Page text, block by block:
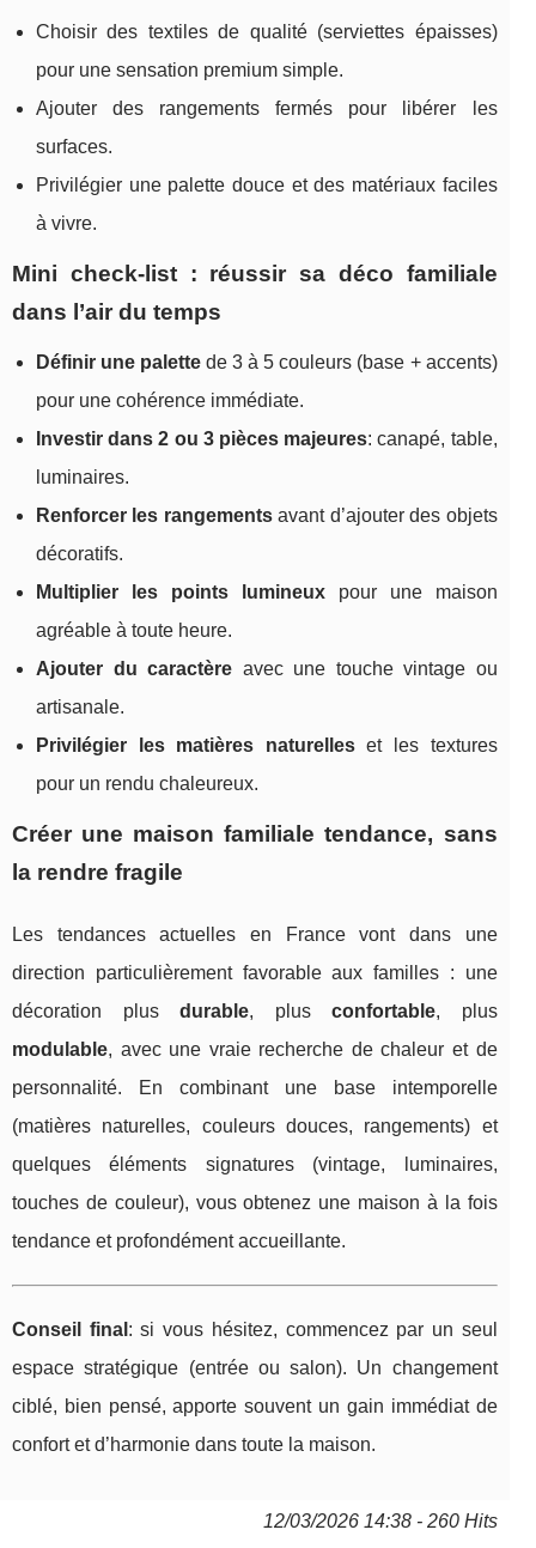
Choisir des textiles de qualité (serviettes épaisses)
pour une sensation premium simple.
Ajouter des rangements fermés pour libérer les
surfaces.
Privilégier une palette douce et des matériaux faciles
à vivre.
Mini check-list : réussir sa déco familiale
dans l’air du temps
Définir une palette de 3 à 5 couleurs (base + accents)
pour une cohérence immédiate.
Investir dans 2 ou 3 pièces majeures: canapé, table,
luminaires.
Renforcer les rangementsavant d’ajouter des objets
décoratifs.
Multiplier les points lumineuxpour une maison
agréable à toute heure.
Ajouter du caractère avec une touche vintage ou
artisanale.
Privilégier les matières naturelleset les textures
pour un rendu chaleureux.
Créer une maison familiale tendance, sans
la rendre fragile
Les tendances actuelles en France vont dans une
direction particulièrement favorable aux familles : une
décoration plusdurable, plusconfortable, plus
modulable, avec une vraie recherche de chaleur et de
personnalité. En combinant une base intemporelle
(matières naturelles, couleurs douces, rangements) et
quelques éléments signatures (vintage, luminaires,
touches de couleur), vous obtenez une maison à la fois
tendance et profondément accueillante.
Conseil final : si vous hésitez, commencez par un seul
espace stratégique (entrée ou salon). Un changement
ciblé, bien pensé, apporte souvent un gain immédiat de
confort et d’harmonie dans toute la maison.
12/03/2026 14:38 - 260 Hits